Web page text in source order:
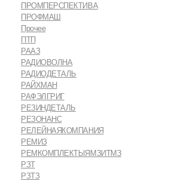
ПРОМПЕРСПЕКТИВА
ПРОФМАШ
Прочее
ПТП
РААЗ
РАДИОВОЛНА
РАДИОДЕТАЛЬ
РАЙХМАН
РАФЭЛГРИГ
РЕЗИНДЕТАЛЬ
РЕЗОНАНС
РЕЛЕЙНАЯКОМПАНИЯ
РЕМИЗ
РЕМКОМПЛЕКТЫЯМЗИТМЗ
РЗТ
РЗТЗ